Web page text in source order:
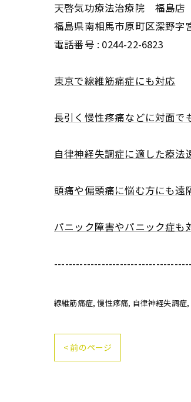
天啓気功療法治療院 福島店
福島県南相馬市原町区深野字
電話番号 : 0244-22-6823
東京で線維筋痛症にも対応
長引く慢性疼痛などに対面で
自律神経失調症に適した療法
頭痛や偏頭痛に悩む方にも遠
パニック障害やパニック症も
線維筋痛症 慢性疼痛 自律神経失調症
< 前のページ